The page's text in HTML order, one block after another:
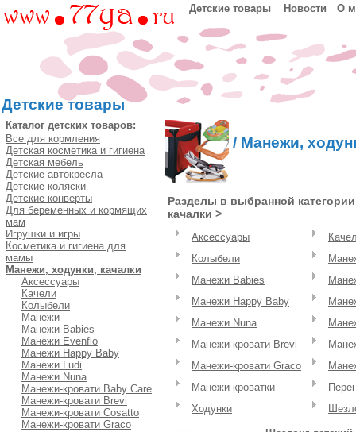
Детские товары
Детские товары Новости О
Каталог детских товаров:
Все для кормления
Детская косметика и гигиена
Детская мебель
Детские автокресла
Детские коляски
Детские конверты
Для беременных и кормящих
мам
Игрушки и игры
Косметика и гигиена для
мамы
Манежи, ходунки, качалки
Аксессуары
Качели
Колыбели
Манежи
Манежи Babies
Манежи Evenflo
Манежи Happy Baby
Манежи Ludi
Манежи Nuna
Манежи-кровати Baby Care
Манежи-кровати Brevi
Манежи-кровати Cosatto
Манежи-кровати Graco
/ Манежи,
Разделы в выбранной
качалки >
Аксессуары
Колыбели
Манежи Babies
Манежи Happy Baby
Манежи Nuna
Манежи-кровати Brevi
Манежи-кровати Graco
Манежи-кроватки
Ходунки